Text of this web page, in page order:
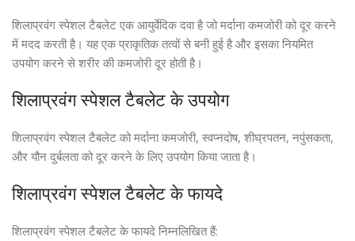
शिलाप्रवंग स्पेशल टैबलेट एक आयुर्वेदिक दवा है जो मर्दाना कमजोरी को दूर करने
में मदद करती है। यह एक प्राकृतिक तत्वों से बनी हुई है और इसका नियमित
उपयोग करने से शरीर की कमजोरी दूर होती है।
शिलाप्रवंग स्पेशल टैबलेट के उपयोग
शिलाप्रवंग स्पेशल टैबलेट को मर्दाना कमजोरी, स्वप्नदोष, शीघ्रपतन, नपुंसकता,
और यौन दुर्बलता को दूर करने के लिए उपयोग किया जाता है।
शिलाप्रवंग स्पेशल टैबलेट के फायदे
शिलाप्रवंग स्पेशल टैबलेट के फायदे निम्नलिखित हैं: